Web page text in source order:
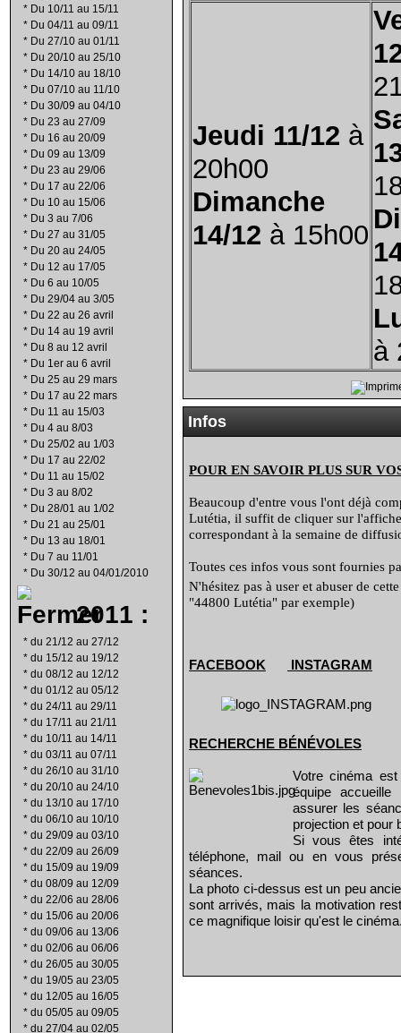
* Du 10/11 au 15/11
* Du 04/11 au 09/11
* Du 27/10 au 01/11
* Du 20/10 au 25/10
* Du 14/10 au 18/10
* Du 07/10 au 11/10
* Du 30/09 au 04/10
* Du 23 au 27/09
* Du 16 au 20/09
* Du 09 au 13/09
* Du 23 au 29/06
* Du 17 au 22/06
* Du 10 au 15/06
* Du 3 au 7/06
* Du 27 au 31/05
* Du 20 au 24/05
* Du 12 au 17/05
* Du 6 au 10/05
* Du 29/04 au 3/05
* Du 22 au 26 avril
* Du 14 au 19 avril
* Du 8 au 12 avril
* Du 1er au 6 avril
* Du 25 au 29 mars
* Du 17 au 22 mars
* Du 11 au 15/03
* Du 4 au 8/03
* Du 25/02 au 1/03
* Du 17 au 22/02
* Du 11 au 15/02
* Du 3 au 8/02
* Du 28/01 au 1/02
* Du 21 au 25/01
* Du 13 au 18/01
* Du 7 au 11/01
* Du 30/12 au 04/01/2010
2011 :
* du 21/12 au 27/12
* du 15/12 au 19/12
* du 08/12 au 12/12
* du 01/12 au 05/12
* du 24/11 au 29/11
* du 17/11 au 21/11
* du 10/11 au 14/11
* du 03/11 au 07/11
* du 26/10 au 31/10
* du 20/10 au 24/10
* du 13/10 au 17/10
* du 06/10 au 10/10
* du 29/09 au 03/10
* du 22/09 au 26/09
* du 15/09 au 19/09
* du 08/09 au 12/09
* du 22/06 au 28/06
* du 15/06 au 20/06
* du 09/06 au 13/06
* du 02/06 au 06/06
* du 26/05 au 30/05
* du 19/05 au 23/05
* du 12/05 au 16/05
* du 05/05 au 09/05
* du 27/04 au 02/05
Jeudi 11/12 à
20h00
Dimanche
14/12 à 15h00
à
Infos
POUR EN SAVOIR PLUS SUR
Beaucoup d'entre vous l'ont déjà
Lutétia, il suffit de cliquer sur l'affiche
correspondant à la semaine de
Toutes ces infos vous sont fournies
N'hésitez pas à user et abuser de
"44800 Lutétia" par exemple)
FACEBOOK INSTAGRAM
RECHERCHE BÉNÉVOLES
Votre cinéma
équipe
assurer les
projection et pour
Si vous êtes
téléphone, mail ou en vous
séances.
La photo ci-dessus est un peu
sont arrivés, mais la motivation
ce magnifique loisir qu'est le